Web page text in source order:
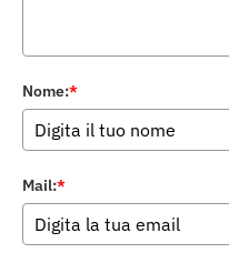
Nome:*
Mail:*